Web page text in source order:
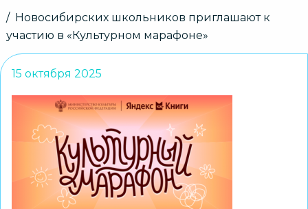
Новосибирских школьников приглашают к
участию в «Культурном марафоне»
15 октября 2025